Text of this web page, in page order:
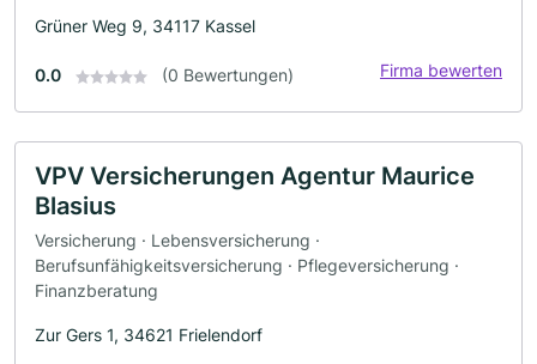
Grüner Weg 9, 34117 Kassel
0.0 (0 Bewertungen) Firma bewerten
VPV Versicherungen Agentur Maurice
Blasius
Versicherung · Lebensversicherung ·
Berufsunfähigkeitsversicherung · Pflegeversicherung ·
Finanzberatung
Zur Gers 1, 34621 Frielendorf